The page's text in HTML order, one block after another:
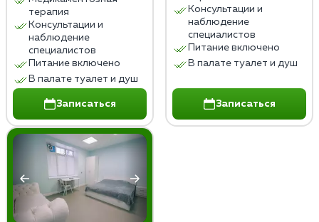
терапия
Консультации и
наблюдение
специалистов
Питание включено
В палате туалет и душ
Записаться
Консультации и
наблюдение
специалистов
Питание включено
В палате туалет и душ
Записаться